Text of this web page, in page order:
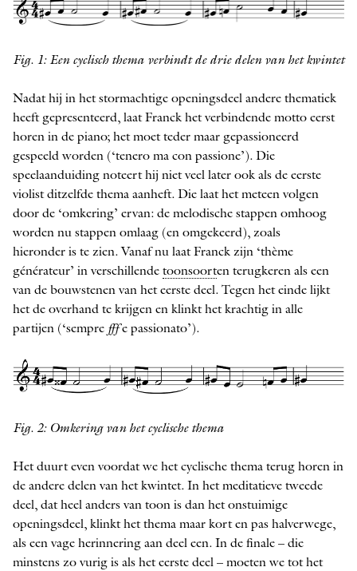
Fig. 1: Een cyclisch thema verbindt de drie delen van het kwintet
Nadat hij in het stormachtige openingsdeel andere thematiek
heeft gepresenteerd, laat Franck het verbindende motto eerst
horen in de piano; het moet teder maar gepassioneerd
gespeeld worden (‘tenero ma con passione’). Die
speelaanduiding noteert hij niet veel later ook als de eerste
violist ditzelfde thema aanheft. Die laat het meteen volgen
door de ‘omkering’ ervan: de melodische stappen omhoog
worden nu stappen omlaag (en omgekeerd), zoals
hieronder is te zien. Vanaf nu laat Franck zijn ‘thème
générateur’ in verschillende toonsoorten terugkeren als een
van de bouwstenen van het eerste deel. Tegen het einde lijkt
het de overhand te krijgen en klinkt het krachtig in alle
partijen (‘sempre fffe passionato’).
Fig. 2: Omkering van het cyclische thema
Het duurt even voordat we het cyclische thema terug horen in
de andere delen van het kwintet. In het meditatieve tweede
deel, dat heel anders van toon is dan het onstuimige
openingsdeel, klinkt het thema maar kort en pas halverwege,
als een vage herinnering aan deel een. In de finale – die
minstens zo vurig is als het eerste deel – moeten we tot het